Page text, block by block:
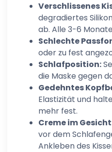
Verschlissenes
degradiertes
ab. Alle 3-6
Schlechte
oder zu fest
Schlafposition:
die Maske gegen
Gedehntes
Elastizität und
mehr fest.
Creme im
vor dem
Ankleben des